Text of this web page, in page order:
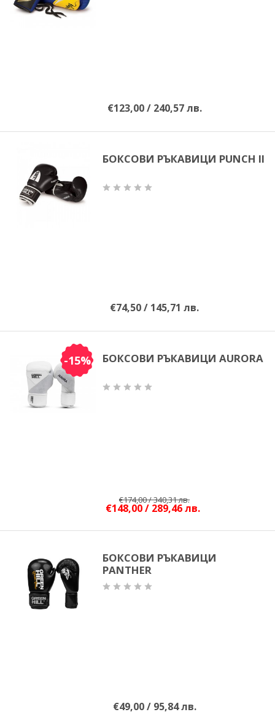
€123,00 / 240,57 лв.
БОКСОВИ РЪКАВИЦИ PUNCH II
€74,50 / 145,71 лв.
-15% БОКСОВИ РЪКАВИЦИ AURORA
€174,00 / 340,31 лв.
€148,00 / 289,46 лв.
БОКСОВИ РЪКАВИЦИ
PANTHER
€49,00 / 95,84 лв.